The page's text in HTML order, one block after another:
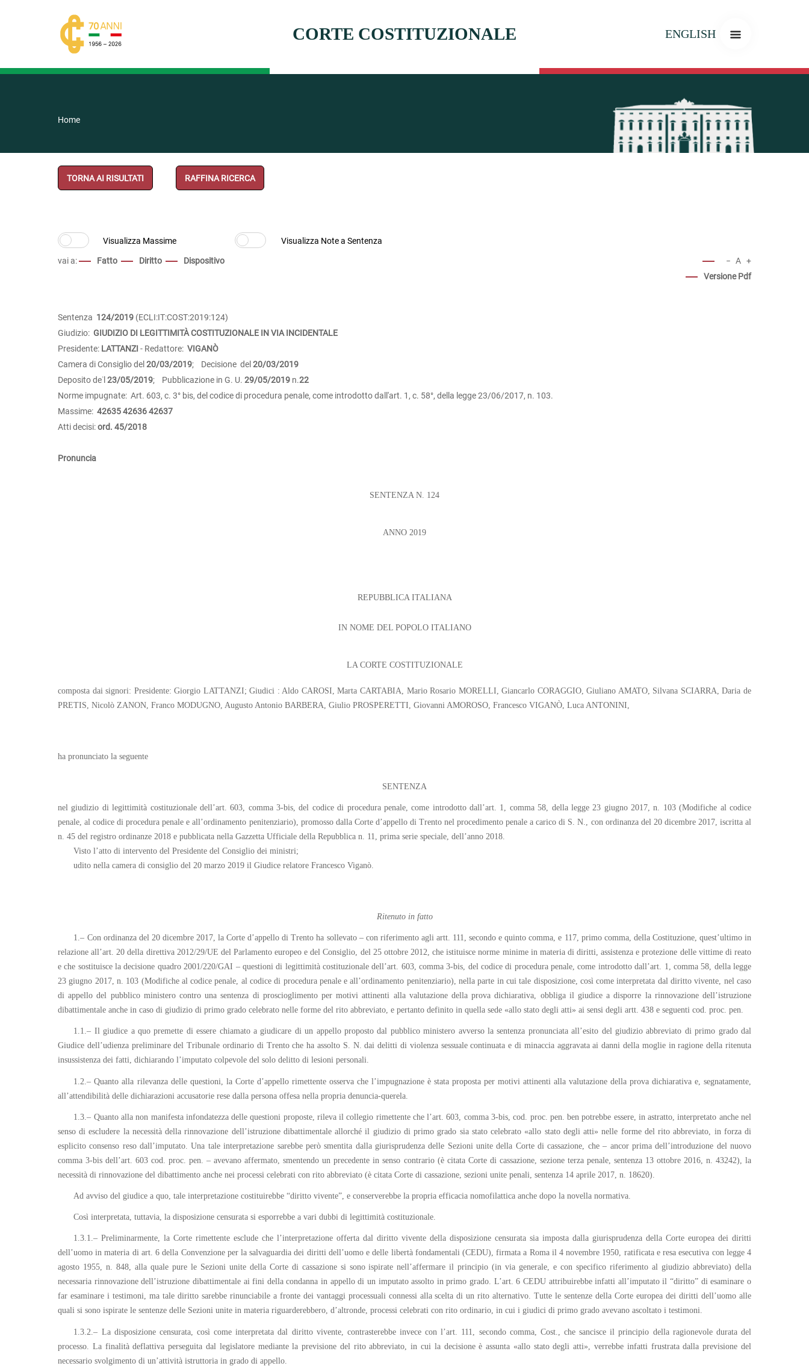
CORTE COSTITUZIONALE ENGLISH
Home
TORNA AI RISULTATI RAFFINA RICERCA
vai a: Fatto Diritto Dispositivo − A +
Versione Pdf
Sentenza 124/2019 (ECLI:IT:COST:2019:124)
Giudizio: GIUDIZIO DI LEGITTIMITÀ COSTITUZIONALE IN VIA INCIDENTALE
Presidente: LATTANZI - Redattore: VIGANÒ
Camera di Consiglio del 20/03/2019; Decisione del 20/03/2019
Deposito de˙l 23/05/2019; Pubblicazione in G. U. 29/05/2019 n.22
Norme impugnate: Art. 603, c. 3° bis, del codice di procedura penale, come introdotto dall'art. 1, c. 58°, della legge 23/06/2017, n. 103.
Massime: 426354263642637
Atti decisi:ord. 45/2018
Pronuncia
SENTENZA N. 124
ANNO 2019
REPUBBLICA ITALIANA
IN NOME DEL POPOLO ITALIANO
LA CORTE COSTITUZIONALE
composta dai signori: Presidente: Giorgio LATTANZI; Giudici : Aldo CAROSI, Marta CARTABIA, Mario Rosario MORELLI, Giancarlo CORAGGIO, Giuliano AMATO, Silvana SCIARRA, Daria de
PRETIS, Nicolò ZANON, Franco MODUGNO, Augusto Antonio BARBERA, Giulio PROSPERETTI, Giovanni AMOROSO, Francesco VIGANÒ, Luca ANTONINI,
ha pronunciato la seguente
SENTENZA
nel giudizio di legittimità costituzionale dell’art. 603, comma 3-bis, del codice di procedura penale, come introdotto dall’art. 1, comma 58, della legge 23 giugno 2017, n. 103 (Modifiche al codice
penale, al codice di procedura penale e all’ordinamento penitenziario), promosso dalla Corte d’appello di Trento nel procedimento penale a carico di S. N., con ordinanza del 20 dicembre 2017, iscritta al
n. 45 del registro ordinanze 2018 e pubblicata nella Gazzetta Ufficiale della Repubblica n. 11, prima serie speciale, dell’anno 2018.
Visto l’atto di intervento del Presidente del Consiglio dei ministri;
udito nella camera di consiglio del 20 marzo 2019 il Giudice relatore Francesco Viganò.
Ritenuto in fatto
1.– Con ordinanza del 20 dicembre 2017, la Corte d’appello di Trento ha sollevato – con riferimento agli artt. 111, secondo e quinto comma, e 117, primo comma, della Costituzione, quest’ultimo in
relazione all’art. 20 della direttiva 2012/29/UE del Parlamento europeo e del Consiglio, del 25 ottobre 2012, che istituisce norme minime in materia di diritti, assistenza e protezione delle vittime di reato
e che sostituisce la decisione quadro 2001/220/GAI – questioni di legittimità costituzionale dell’art. 603, comma 3-bis, del codice di procedura penale, come introdotto dall’art. 1, comma 58, della legge
23 giugno 2017, n. 103 (Modifiche al codice penale, al codice di procedura penale e all’ordinamento penitenziario), nella parte in cui tale disposizione, così come interpretata dal diritto vivente, nel caso
di appello del pubblico ministero contro una sentenza di proscioglimento per motivi attinenti alla valutazione della prova dichiarativa, obbliga il giudice a disporre la rinnovazione dell’istruzione
dibattimentale anche in caso di giudizio di primo grado celebrato nelle forme del rito abbreviato, e pertanto definito in quella sede «allo stato degli atti» ai sensi degli artt. 438 e seguenti cod. proc. pen.
1.1.– Il giudice a quo premette di essere chiamato a giudicare di un appello proposto dal pubblico ministero avverso la sentenza pronunciata all’esito del giudizio abbreviato di primo grado dal
Giudice dell’udienza preliminare del Tribunale ordinario di Trento che ha assolto S. N. dai delitti di violenza sessuale continuata e di minaccia aggravata ai danni della moglie in ragione della ritenuta
insussistenza dei fatti, dichiarando l’imputato colpevole del solo delitto di lesioni personali.
1.2.– Quanto alla rilevanza delle questioni, la Corte d’appello rimettente osserva che l’impugnazione è stata proposta per motivi attinenti alla valutazione della prova dichiarativa e, segnatamente,
all’attendibilità delle dichiarazioni accusatorie rese dalla persona offesa nella propria denuncia-querela.
1.3.– Quanto alla non manifesta infondatezza delle questioni proposte, rileva il collegio rimettente che l’art. 603, comma 3-bis, cod. proc. pen. ben potrebbe essere, in astratto, interpretato anche nel
senso di escludere la necessità della rinnovazione dell’istruzione dibattimentale allorché il giudizio di primo grado sia stato celebrato «allo stato degli atti» nelle forme del rito abbreviato, in forza di
esplicito consenso reso dall’imputato. Una tale interpretazione sarebbe però smentita dalla giurisprudenza delle Sezioni unite della Corte di cassazione, che – ancor prima dell’introduzione del nuovo
comma 3-bis dell’art. 603 cod. proc. pen. – avevano affermato, smentendo un precedente in senso contrario (è citata Corte di cassazione, sezione terza penale, sentenza 13 ottobre 2016, n. 43242), la
necessità di rinnovazione del dibattimento anche nei processi celebrati con rito abbreviato (è citata Corte di cassazione, sezioni unite penali, sentenza 14 aprile 2017, n. 18620).
Ad avviso del giudice a quo, tale interpretazione costituirebbe “diritto vivente”, e conserverebbe la propria efficacia nomofilattica anche dopo la novella normativa.
Così interpretata, tuttavia, la disposizione censurata si esporrebbe a vari dubbi di legittimità costituzionale.
1.3.1.– Preliminarmente, la Corte rimettente esclude che l’interpretazione offerta dal diritto vivente della disposizione censurata sia imposta dalla giurisprudenza della Corte europea dei diritti
dell’uomo in materia di art. 6 della Convenzione per la salvaguardia dei diritti dell’uomo e delle libertà fondamentali (CEDU), firmata a Roma il 4 novembre 1950, ratificata e resa esecutiva con legge 4
agosto 1955, n. 848, alla quale pure le Sezioni unite della Corte di cassazione si sono ispirate nell’affermare il principio (in via generale, e con specifico riferimento al giudizio abbreviato) della
necessaria rinnovazione dell’istruzione dibattimentale ai fini della condanna in appello di un imputato assolto in primo grado. L’art. 6 CEDU attribuirebbe infatti all’imputato il “diritto” di esaminare o
far esaminare i testimoni, ma tale diritto sarebbe rinunciabile a fronte dei vantaggi processuali connessi alla scelta di un rito alternativo. Tutte le sentenze della Corte europea dei diritti dell’uomo alle
quali si sono ispirate le sentenze delle Sezioni unite in materia riguarderebbero, d’altronde, processi celebrati con rito ordinario, in cui i giudici di primo grado avevano ascoltato i testimoni.
1.3.2.– La disposizione censurata, così come interpretata dal diritto vivente, contrasterebbe invece con l’art. 111, secondo comma, Cost., che sancisce il principio della ragionevole durata del
processo. La finalità deflattiva perseguita dal legislatore mediante la previsione del rito abbreviato, in cui la decisione è assunta «allo stato degli atti», verrebbe infatti frustrata dalla previsione del
necessario svolgimento di un’attività istruttoria in grado di appello.